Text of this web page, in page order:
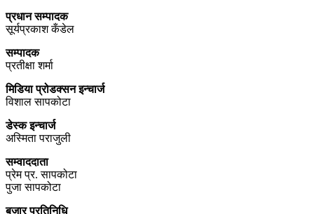
प्रधान सम्पादक
सूर्यप्रकाश कँडेल
सम्पादक
प्रतीक्षा शर्मा
मिडिया प्रोडक्सन इन्चार्ज
विशाल सापकोटा
डेस्क इन्चार्ज
अस्मिता पराजुली
सम्वाददाता
प्रेम प्र. सापकोटा
पुजा सापकोटा
बजार प्रतिनिधि